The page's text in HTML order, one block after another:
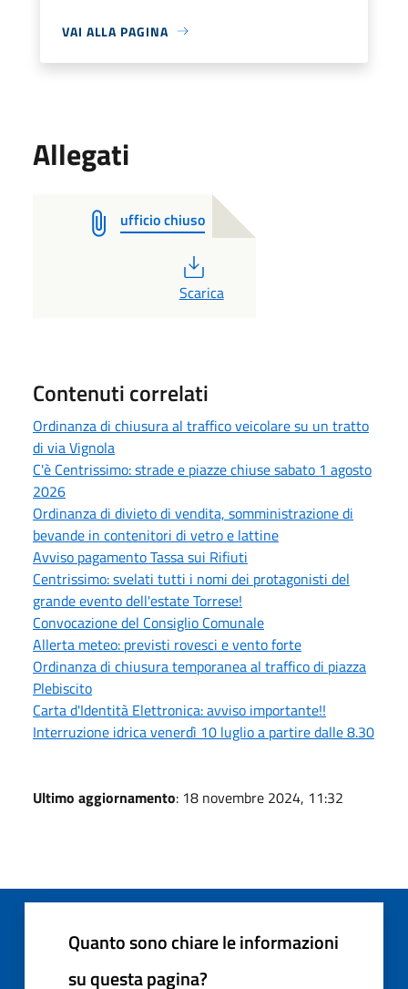
VAI ALLA PAGINA
Allegati
ufficio chiuso
PDF
Scarica
Contenuti correlati
Ordinanza di chiusura al traffico veicolare su un tratto
di via Vignola
C'è Centrissimo: strade e piazze chiuse sabato 1 agosto
2026
Ordinanza di divieto di vendita, somministrazione di
bevande in contenitori di vetro e lattine
Avviso pagamento Tassa sui Rifiuti
Centrissimo: svelati tutti i nomi dei protagonisti del
grande evento dell'estate Torrese!
Convocazione del Consiglio Comunale
Allerta meteo: previsti rovesci e vento forte
Ordinanza di chiusura temporanea al traffico di piazza
Plebiscito
Carta d'Identità Elettronica: avviso importante!!
Interruzione idrica venerdì 10 luglio a partire dalle 8.30
Ultimo aggiornamento: 18 novembre 2024, 11:32
Quanto sono chiare le informazioni
su questa pagina?